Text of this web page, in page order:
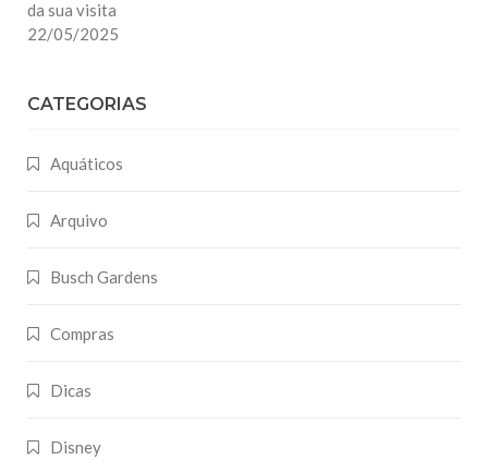
da sua visita
22/05/2025
CATEGORIAS
Aquáticos
Arquivo
Busch Gardens
Compras
Dicas
Disney